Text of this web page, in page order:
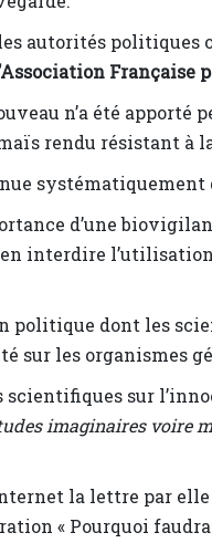
autorités
Française
n’a été
rendu résistant à
systématiquement
d’une
en interdire
politique dont les
sur les organismes
scientifiques sur
imaginaires voire
la lettre par elle
« Pourquoi